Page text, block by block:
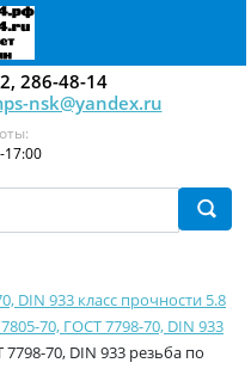
286-48-14
nsk@yandex.ru
DIN 933 класс прочности 5.8
70, ГОСТ 7798-70, DIN 933
70, DIN 933 резьба по